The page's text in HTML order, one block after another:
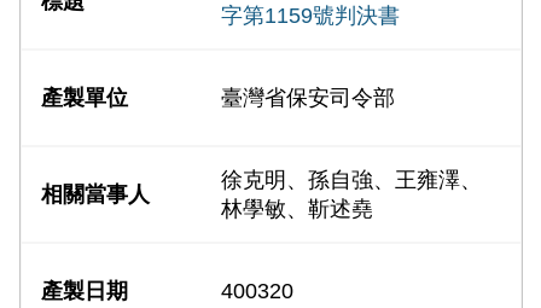
字第1159號判決書
臺灣省保安司令部
徐克明、孫自強、王雍澤、
林學敏、靳述堯
400320